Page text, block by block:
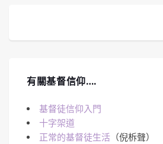
有關基督信仰….
基督徒信仰入門
十字架道
正常的基督徒生活 （倪柝聲）